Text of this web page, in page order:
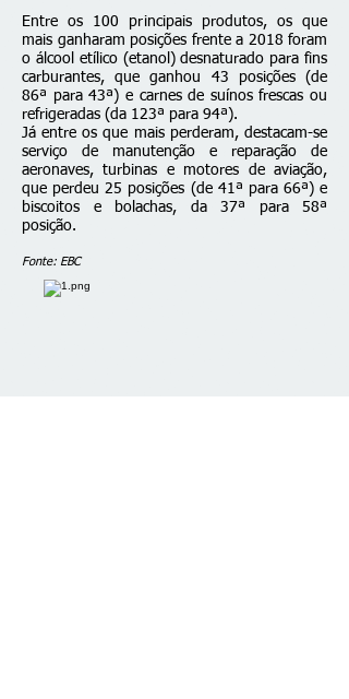
Entre os 100 principais produtos, os que
mais ganharam posições frente a 2018 foram
o álcool etílico (etanol) desnaturado para fins
carburantes, que ganhou 43 posições (de
86ª para 43ª) e carnes de suínos frescas ou
refrigeradas (da 123ª para 94ª).
Já entre os que mais perderam, destacam-se
serviço de manutenção e reparação de
aeronaves, turbinas e motores de aviação,
que perdeu 25 posições (de 41ª para 66ª) e
biscoitos e bolachas, da 37ª para 58ª
posição.
Fonte: EBC